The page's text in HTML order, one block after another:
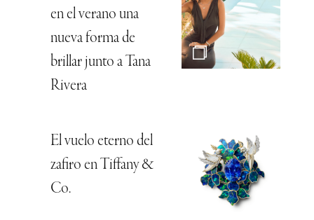
en el verano una
nueva forma de
brillar junto a Tana
Rivera
El vuelo eterno del
zafiro en Tiffany &
Co.